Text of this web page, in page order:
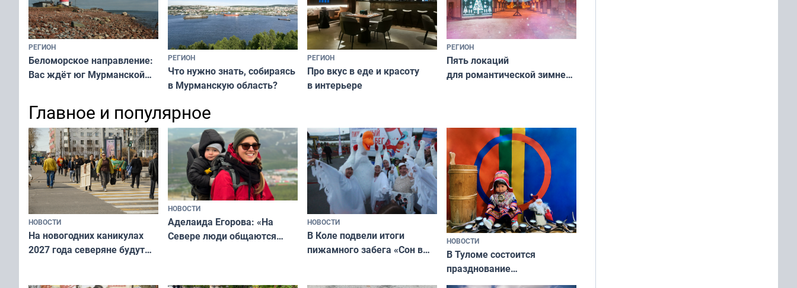
РЕГИОН
Беломорское направление:
Вас ждёт юг Мурманской
РЕГИОН
Что нужно знать, собираясь
в Мурманскую область?
РЕГИОН
Про вкус в еде и красоту
в интерьере
РЕГИОН
Пять локаций
для романтической зимней
Главное и популярное
НОВОСТИ
На новогодних каникулах
2027 года северяне будут
НОВОСТИ
Аделаида Егорова: «На
Севере люди общаются
НОВОСТИ
В Коле подвели итоги
пижамного забега «Сон в
НОВОСТИ
В Туломе состоится
празднование
Международного дня